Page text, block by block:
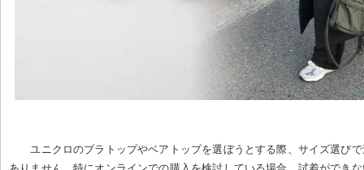
ユニクロのブラトップやベアトップを選ぼうとする際、サイズ選び